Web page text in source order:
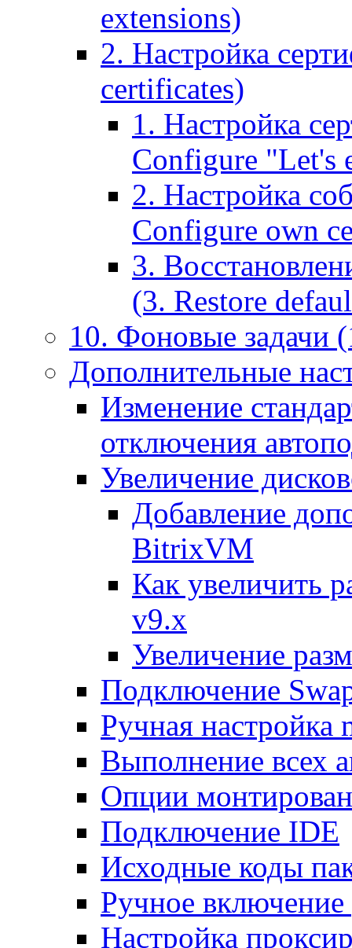
extensions)
2. Настройка
certificates)
1. Настройка
Configure "Let's
2. Настройка
Configure own
3.
(3. Restore
10. Фоновые задачи
Дополнительные
Изменение
отключения
Увеличение
Добавление
BitrixVM
Как увеличить
v9.x
Увеличение
Подключение
Ручная настройка
Выполнение всех
Опции
Подключение IDE
Исходные коды
Ручное
Настройка